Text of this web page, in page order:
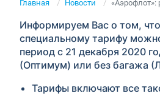
Главная Новости «Аэрофлот»:
Информируем Вас о том,
специальному тарифу
период с 21 декабря 2020
(Оптимум) или без багажа
Тарифы включают все